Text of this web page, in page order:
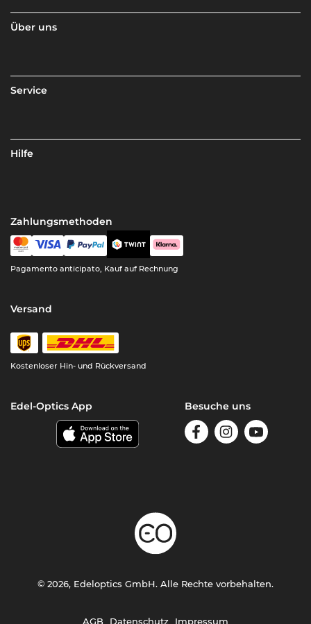
Über uns
Service
Hilfe
Zahlungsmethoden
Pagamento anticipato, Kauf auf Rechnung
Versand
Kostenloser Hin- und Rückversand
Edel-Optics App Besuche uns
AGB Datenschutz Impressum
© 2026, Edeloptics GmbH. Alle Rechte vorbehalten.